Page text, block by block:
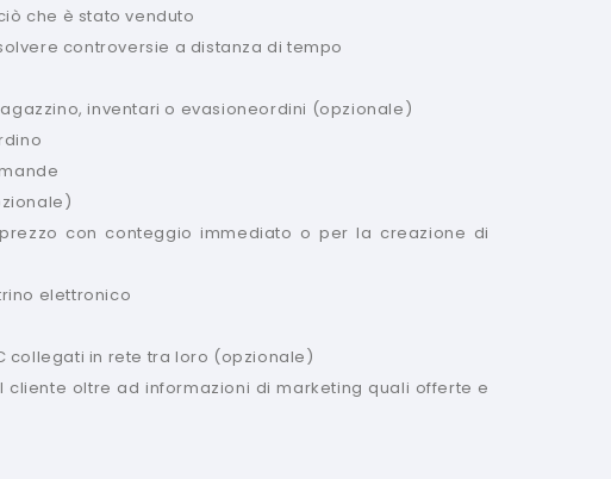
che è stato venduto
controversie a distanza di tempo
inventari o evasioneordini (opzionale)
con conteggio immediato o per la creazione di
elettronico
collegati in rete tra loro (opzionale)
oltre ad informazioni di marketing quali offerte e